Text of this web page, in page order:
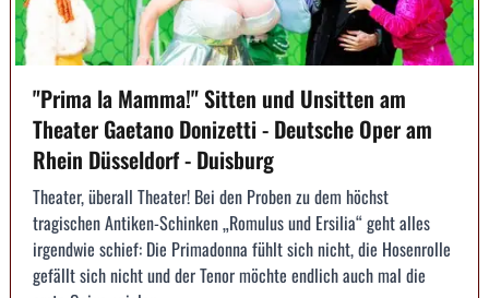
"Prima la Mamma!" Sitten und Unsitten am
Theater Gaetano Donizetti - Deutsche Oper am
Rhein Düsseldorf - Duisburg
Theater, überall Theater! Bei den Proben zu dem höchst
tragischen Antiken-Schinken „Romulus und Ersilia“ geht alles
irgendwie schief: Die Primadonna fühlt sich nicht, die Hosenrolle
gefällt sich nicht und der Tenor möchte endlich auch mal die